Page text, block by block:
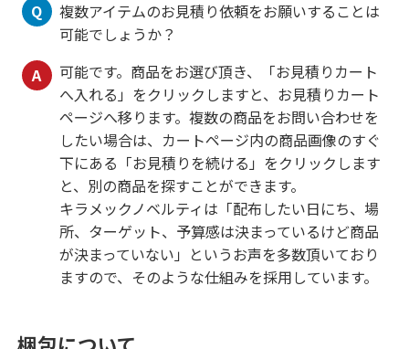
Q
複数アイテムのお見積り依頼をお願いすることは
可能でしょうか？
A
可能です。商品をお選び頂き、「お見積りカート
へ入れる」をクリックしますと、お見積りカート
ページへ移ります。複数の商品をお問い合わせを
したい場合は、カートページ内の商品画像のすぐ
下にある「お見積りを続ける」をクリックします
と、別の商品を探すことができます。
キラメックノベルティは「配布したい日にち、場
所、ターゲット、予算感は決まっているけど商品
が決まっていない」というお声を多数頂いており
ますので、そのような仕組みを採用しています。